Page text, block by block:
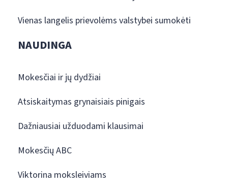
Vienas langelis prievolėms valstybei sumokėti
NAUDINGA
Mokesčiai ir jų dydžiai
Atsiskaitymas grynaisiais pinigais
Dažniausiai užduodami klausimai
Mokesčių ABC
Viktorina moksleiviams